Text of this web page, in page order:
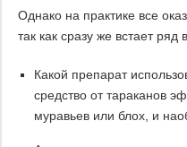
Однако на практике все
так как сразу же встает ряд
Какой препарат
средство от тараканов
муравьев или блох, и